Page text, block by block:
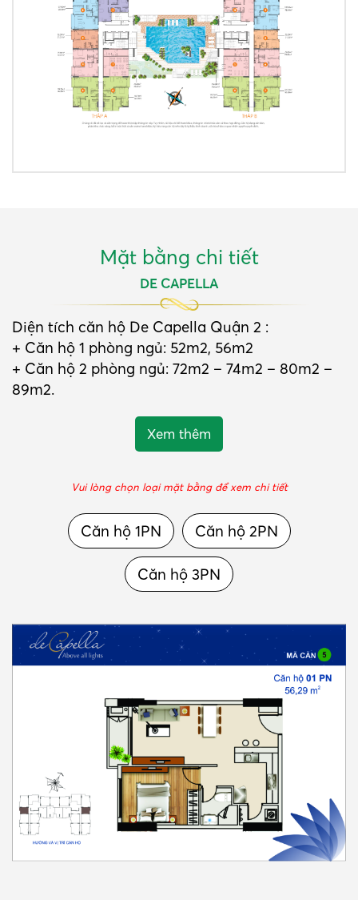
Mặt bằng chi tiết
DE CAPELLA
Diện tích căn hộ De Capella Quận 2 :
+ Căn hộ 1 phòng ngủ: 52m2, 56m2
+ Căn hộ 2 phòng ngủ: 72m2 – 74m2 – 80m2 –
89m2.
Vui lòng chọn loại mặt bằng để xem chi tiết
Căn hộ 1PN Căn hộ 2PN
Căn hộ 3PN